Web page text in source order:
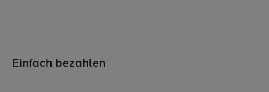
Einfach bezahlen